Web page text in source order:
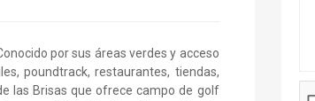
por sus áreas verdes y acceso
poundtrack, restaurantes, tiendas,
las Brisas que ofrece campo de golf